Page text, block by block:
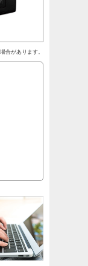
合があります。